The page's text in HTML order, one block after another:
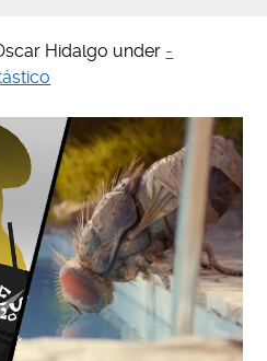
Hidalgo under -